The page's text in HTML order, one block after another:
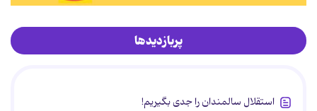
پربازدیدها
استقلال سالمندان را جدی بگیریم!